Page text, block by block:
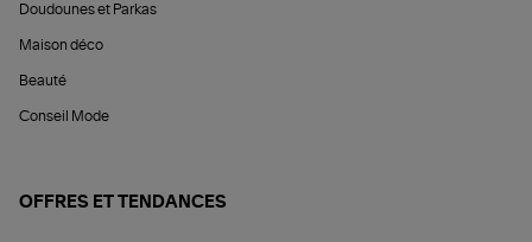
Doudounes et Parkas
Maison déco
Beauté
Conseil Mode
OFFRES ET TENDANCES